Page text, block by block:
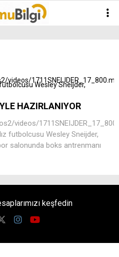
HAZIRLANIYOR
videos/
futbolcusu Wesley Sneijder,
salonunda boks antrenmanı
keşfedin